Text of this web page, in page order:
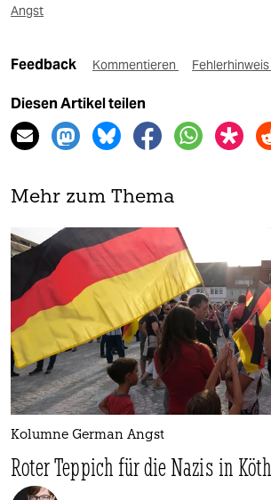
Angst
Feedback Kommentieren Fehlerhinweis
Diesen Artikel teilen
Mehr zum Thema
Kolumne German Angst
Roter Teppich für die Nazis in